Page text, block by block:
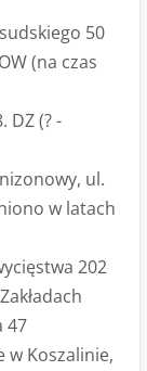
50
(na czas
DZ (? -
ul.
w latach
202
47
w Koszalinie,